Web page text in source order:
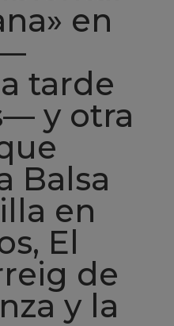
en
tarde
y otra
Balsa
en
El
de
y la